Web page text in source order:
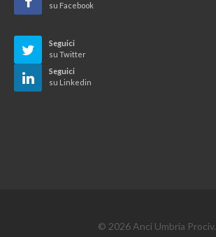
su Facebook
Seguici
su Twitter
Seguici
su Linkedin
© 2026 Anci Umbria Prociv.